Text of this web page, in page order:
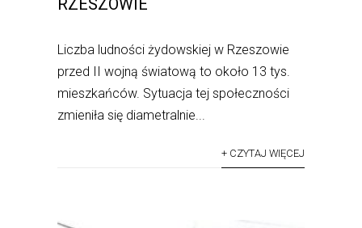
RZESZOWIE
Liczba ludności żydowskiej w Rzeszowie
przed II wojną światową to około 13 tys.
mieszkańców. Sytuacja tej społeczności
zmieniła się diametralnie...
+ CZYTAJ WIĘCEJ